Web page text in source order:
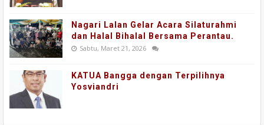
Nagari Lalan Gelar Acara Silaturahmi
dan Halal Bihalal Bersama Perantau.
Sabtu, Maret 21, 2026
KATUA Bangga dengan Terpilihnya
Yosviandri